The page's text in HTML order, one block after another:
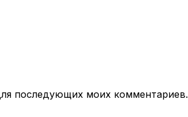
последующих моих комментариев.